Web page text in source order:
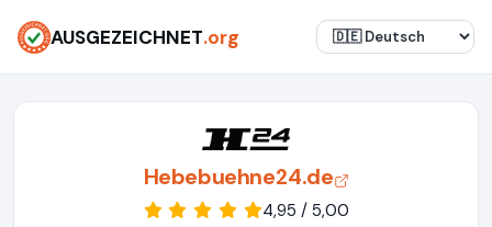
AUSGEZEICHNET.org
Hebebuehne24.de
4,95 / 5,00